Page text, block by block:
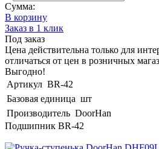
Сумма:
В корзину
Заказ в 1 клик
Под заказ
Цена действительна только для
отличаться от цен в розничных
Выгодно!
Артикул BR-42
Базовая единица шт
Производитель DoorHan
Подшипник BR-42